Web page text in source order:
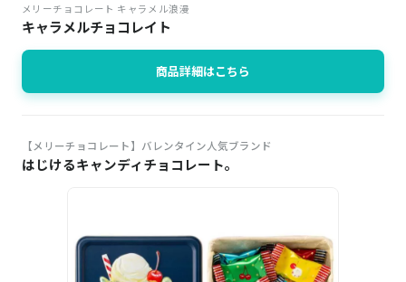
メリーチョコレート キャラメル浪漫
キャラメルチョコレイト
商品詳細はこちら
【メリーチョコレート】バレンタイン人気ブランド
はじけるキャンディチョコレート。